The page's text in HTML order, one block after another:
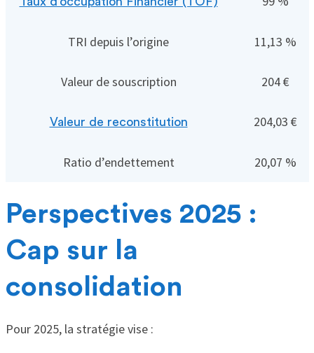
TRI depuis l’origine 11,13 %
Valeur de souscription 204 €
Valeur de reconstitution 204,03 €
Ratio d’endettement 20,07 %
Perspectives 2025 :
Cap sur la
consolidation
Pour 2025, la stratégie vise :